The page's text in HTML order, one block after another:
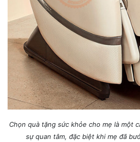
Chọn quà tặng sức khỏe cho mẹ là một
sự quan tâm, đặc biệt khi mẹ đã